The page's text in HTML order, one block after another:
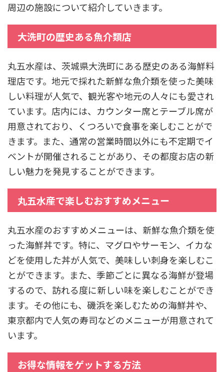
周辺の施設について紹介していきます。
大洗町の歴史ある魚介類店
丸五水産は、茨城県大洗町にある歴史のある海鮮料
理店です。地元で採れた新鮮な魚介類を使った美味
しい料理が人気で、観光客や地元の人々にも愛され
ています。店内には、カウンター席とテーブル席が
用意されており、くつろいで食事を楽しむことがで
きます。また、通常の営業時間以外にも不定期でイ
ベントが開催されることがあり、その都度お店の新
しい魅力を発見することができます。
丸五水産で楽しむおすすめメニュー
丸五水産のおすすめメニューは、新鮮な魚介類を使
った海鮮丼です。特に、マグロやサーモン、イカな
どを使用した丼が人気で、美味しい刺身を楽しむこ
とができます。また、季節ごとに異なる海鮮が登場
するので、訪れる度に新しい味を楽しむことができ
ます。その他にも、磯浜を楽しむための海鮮丼や、
東京都内で人気の寿司などのメニューが用意されて
います。
お得な情報をゲットする方法